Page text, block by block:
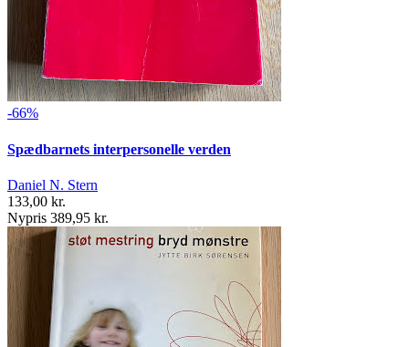
-66%
Spædbarnets interpersonelle verden
Daniel N. Stern
133,00 kr.
Nypris 389,95 kr.